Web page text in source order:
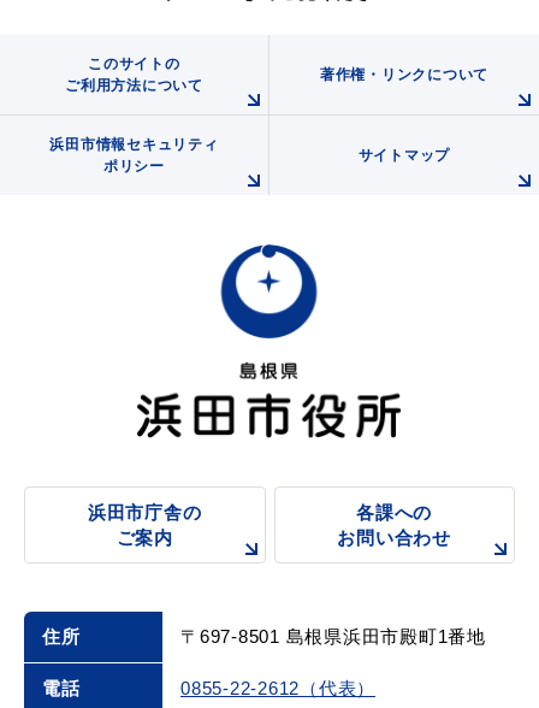
このサイトの
ご利用方法について
著作権・リンクについて
浜田市情報セキュリティ
ポリシー
サイトマップ
浜田市庁舎の
ご案内
各課への
お問い合わせ
住所 〒697-8501 島根県浜田市殿町1番地
電話 0855-22-2612（代表）